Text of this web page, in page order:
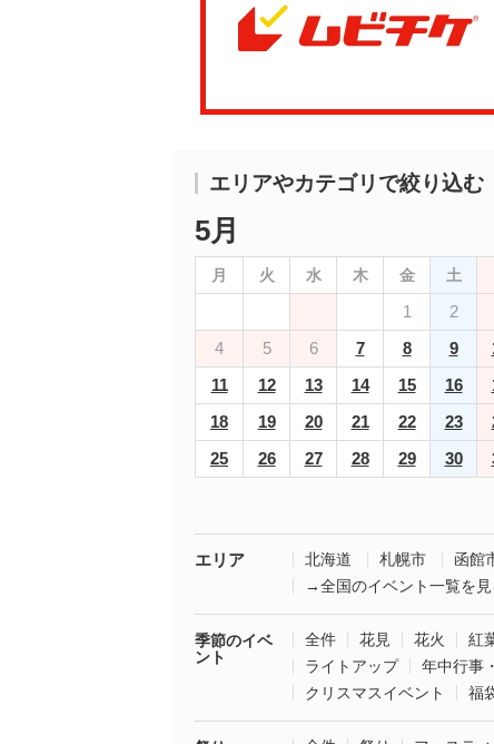
エリアやカテゴリで絞り込む
5月
月 火 水 木 金 土
1 2
4
5 6 7 8 9
11
12 13 14 15 16
18
19 20 21 22 23
25
26 27 28 29 30
エリア 北海道 札幌市 函館
→全国のイベント一覧を見
季節のイベ
ント
全件 花見 花火 紅
ライトアップ
年中行事
クリスマスイベント
福